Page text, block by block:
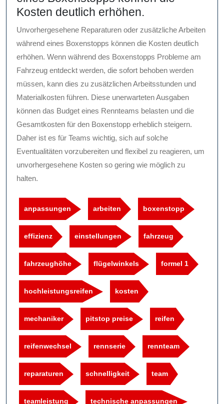
Kosten deutlich erhöhen.
Unvorhergesehene Reparaturen oder zusätzliche Arbeiten
während eines Boxenstopps können die Kosten deutlich
erhöhen. Wenn während des Boxenstopps Probleme am
Fahrzeug entdeckt werden, die sofort behoben werden
müssen, kann dies zu zusätzlichen Arbeitsstunden und
Materialkosten führen. Diese unerwarteten Ausgaben
können das Budget eines Rennteams belasten und die
Gesamtkosten für den Boxenstopp erheblich steigern.
Daher ist es für Teams wichtig, sich auf solche
Eventualitäten vorzubereiten und flexibel zu reagieren, um
unvorhergesehene Kosten so gering wie möglich zu
halten.
anpassungen arbeiten boxenstopp
effizienz einstellungen fahrzeug
fahrzeughöhe flügelwinkels formel 1
hochleistungsreifen kosten
mechaniker pitstop preise reifen
reifenwechsel rennserie rennteam
reparaturen schnelligkeit team
teamleistung technische anpassungen